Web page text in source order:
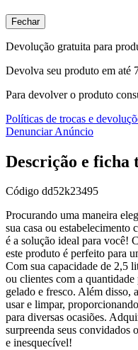
Fechar
Devolução gratuita para
Devolva seu produto em até
Para devolver o produto
Políticas de trocas e
Denunciar Anúncio
Descrição e ficha
Código dd52k23495
Procurando uma maneira
sua casa ou
é a solução ideal para você!
este produto é perfeito para
Com sua capacidade de 2,5
ou clientes com a
gelado e fresco. Além disso,
usar e limpar,
para diversas ocasiões.
surpreenda seus convidados
e inesquecível!